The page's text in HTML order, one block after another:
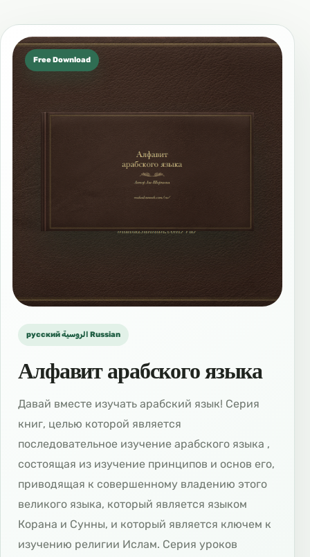
Free Download
русский الروسية Russian
Алфавит арабского языка
Давай вместе изучать арабский язык! Серия
книг, целью которой является
последовательное изучение арабского языка ,
состоящая из изучение принципов и основ его,
приводящая к совершенному владению этого
великого языка, который является языком
Корана и Сунны, и который является ключем к
изучению религии Ислам. Серия уроков